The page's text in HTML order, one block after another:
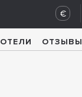
€
ОТЕЛИ ОТЗЫВЫ